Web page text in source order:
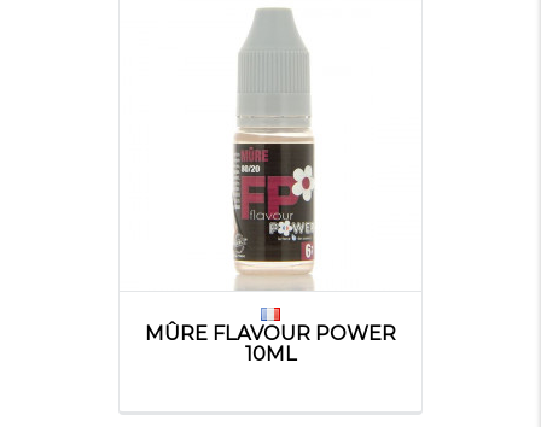
MÛRE FLAVOUR POWER
10ML